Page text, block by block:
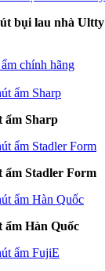
bụi lau nhà Ultty
chính hãng
ẩm Sharp
ẩm Stadler Form
ẩm Hàn Quốc